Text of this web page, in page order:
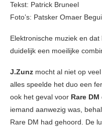
Tekst: Patrick Bruneel
Foto’s: Patsker Omaer
Elektronische muziek en
duidelijk een moeilijke
J.Zunz mocht al niet op
alles speelde het duo een
ook het geval voor Rare DM
iemand aanwezig was,
Rare DM had gehoord. De